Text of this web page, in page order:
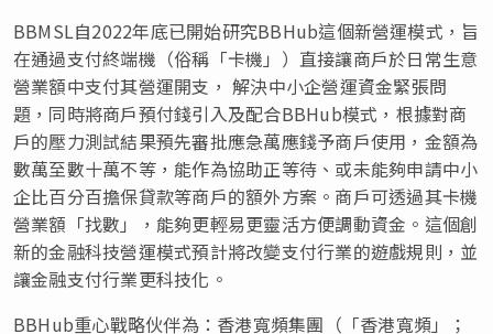
BBMSL自2022年底已開始研究BBHub這個新營運模式，旨
在通過支付終端機（俗稱「卡機」）直接讓商戶於日常生意
營業額中支付其營運開支， 解決中小企營運資金緊張問
題，同時將商戶預付錢引入及配合BBHub模式，根據對商
戶的壓力測試結果預先審批應急萬應錢予商戶使用，金額為
數萬至數十萬不等，能作為協助正等待、或未能夠申請中小
企比百分百擔保貸款等商戶的額外方案。商戶可透過其卡機
營業額「找數」，能夠更輕易更靈活方便調動資金。這個創
新的金融科技營運模式預計將改變支付行業的遊戲規則，並
讓金融支付行業更科技化。
BBHub重心戰略伙伴為：香港寬頻集團（「香港寬頻」；